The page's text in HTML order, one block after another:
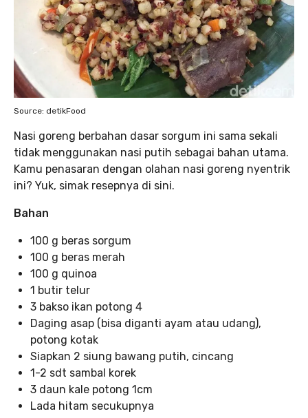
Source: detikFood
Nasi goreng berbahan dasar sorgum ini sama sekali
tidak menggunakan nasi putih sebagai bahan utama.
Kamu penasaran dengan olahan nasi goreng nyentrik
ini? Yuk, simak resepnya di sini.
Bahan
100 g beras sorgum
100 g beras merah
100 g quinoa
1 butir telur
3 bakso ikan potong 4
Daging asap (bisa diganti ayam atau udang),
potong kotak
Siapkan 2 siung bawang putih, cincang
1-2 sdt sambal korek
3 daun kale potong 1cm
Lada hitam secukupnya